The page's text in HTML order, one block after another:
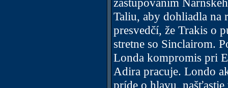
zastupovaním
Taliu, aby dohliadla na
presvedčí, že Trakis o
stretne so Sinclairom.
Londa kompromis pri
Adira pracuje. Londo
príde o hlavu,